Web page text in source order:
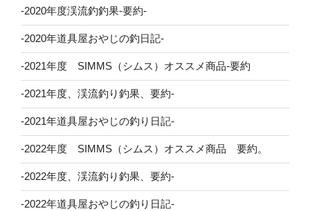
-2020年度渓流釣釣果-要約-
-2020年道具屋おやじの釣日記-
-2021年度 SIMMS（シムス）オススメ商品-要約
-2021年度、渓流釣り釣果、要約-
-2021年道具屋おやじの釣り日記-
-2022年度 SIMMS（シムス）オススメ商品 要約。
-2022年度、渓流釣り釣果、要約-
-2022年道具屋おやじの釣り日記-